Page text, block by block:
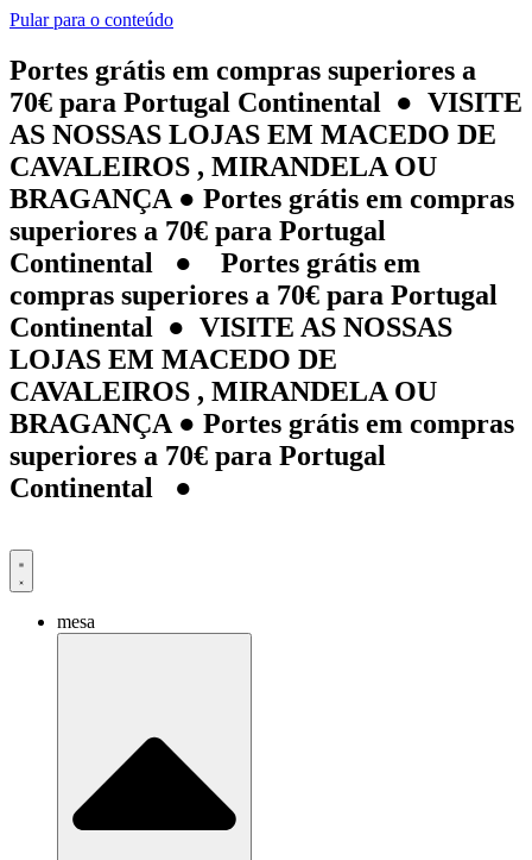
Pular para o conteúdo
Portes grátis em compras superiores a
70€ para Portugal Continental ● VISITE
AS NOSSAS LOJAS EM MACEDO DE
CAVALEIROS , MIRANDELA OU
BRAGANÇA ● Portes grátis em compras
superiores a 70€ para Portugal
Continental ● Portes grátis em
compras superiores a 70€ para Portugal
Continental ● VISITE AS NOSSAS
LOJAS EM MACEDO DE
CAVALEIROS , MIRANDELA OU
BRAGANÇA ● Portes grátis em compras
superiores a 70€ para Portugal
Continental ●
mesa